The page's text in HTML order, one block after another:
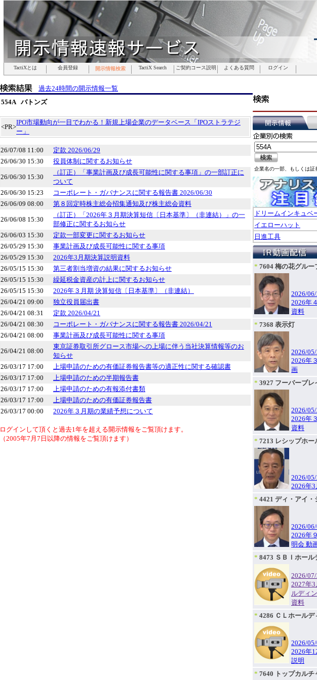
TactiXとは 会員登録 開示情報検索 TactiX Search ご契約コース説明 よくある質問 ログイン
TactiXとは 会員登録 開示情報検索 TactiX Search ご契約コース説明 よくある質問 ログイン
TactiXとは 会員登録 開示情報検索 TactiX Search ご契約コース説明 よくある質問 ログイン
TactiXとは 会員登録 開示情報検索 TactiX Search ご契約コース説明 よくある質問 ログイン
TactiXとは 会員登録 開示情報検索 TactiX Search ご契約コース説明 よくある質問 ログイン
TactiXとは 会員登録 開示情報検索 TactiX Search ご契約コース説明 よくある質問 ログイン
TactiXとは 会員登録 開示情報検索 TactiX Search ご契約コース説明 よくある質問 ログイン
過去24時間の開示情報一覧
554A バトンズ
<PR>
IPO市場動向が一目でわかる！新規上場企業のデータベース「IPOストラテジ
ー」
26/07/08 11:00
定款 2026/06/29
26/06/30 15:30
役員体制に関するお知らせ
26/06/30 15:30
（訂正）「事業計画及び成長可能性に関する事項」の一部訂正に
ついて
26/06/30 15:23
コーポレート・ガバナンスに関する報告書 2026/06/30
26/06/09 08:00
第８回定時株主総会招集通知及び株主総会資料
26/06/08 15:30
（訂正）「2026年３月期決算短信〔日本基準〕（非連結）」の一
部修正に関するお知らせ
26/06/03 15:30
定款一部変更に関するお知らせ
26/05/29 15:30
事業計画及び成長可能性に関する事項
26/05/29 15:30
2026年3月期決算説明資料
26/05/15 15:30
第三者割当増資の結果に関するお知らせ
26/05/15 15:30
繰延税金資産の計上に関するお知らせ
26/05/15 15:30
2026年３月期 決算短信〔日本基準〕（非連結）
26/04/21 09:00
独立役員届出書
26/04/21 08:31
定款 2026/04/21
26/04/21 08:30
コーポレート・ガバナンスに関する報告書 2026/04/21
26/04/21 08:00
事業計画及び成長可能性に関する事項
26/04/21 08:00
東京証券取引所グロース市場への上場に伴う当社決算情報等のお
知らせ
26/03/17 17:00
上場申請のための有価証券報告書等の適正性に関する確認書
26/03/17 17:00
上場申請のための半期報告書
26/03/17 17:00
上場申請のための有報添付書類
26/03/17 17:00
上場申請のための有価証券報告書
26/03/17 00:00
2026年３月期の業績予想について
ログインして頂くと過去1年を超える開示情報をご覧頂けます。
（2005年7月7日以降の情報をご覧頂けます）
企業名の一部、もしくは
ドリームインキュベ
イエローハット
日進工具
* 7604 梅の花グルー
2026/
2026年
資料
* 7368 表示灯
2026/
2026年
画
* 3927 フーバーブレ
2026/
2026年
資料
* 7213 レシップホー
2026/
2026年
* 4421 ディ・アイ・
2026/
2026年
明会 動
* 8473 ＳＢＩホール
2026/
2027年
ルディ
資料
* 4286 ＣＬホールデ
2026/
2026年
説明
* 7640 トップカルチ